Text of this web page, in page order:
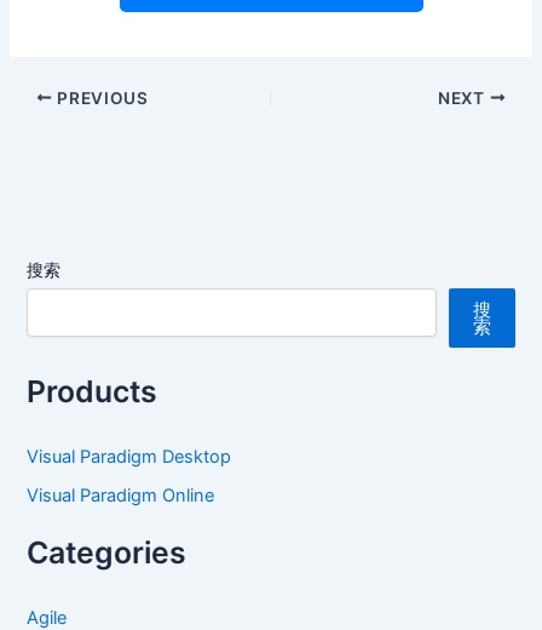
PREVIOUS NEXT
搜索
搜
索
Products
Visual Paradigm Desktop
Visual Paradigm Online
Categories
Agile